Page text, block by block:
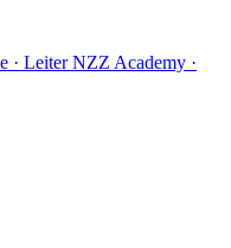
· Leiter NZZ Academy ·